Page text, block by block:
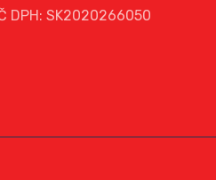
DPH: SK2020266050